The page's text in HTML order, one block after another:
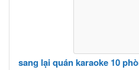
sang lại quán karaoke 10